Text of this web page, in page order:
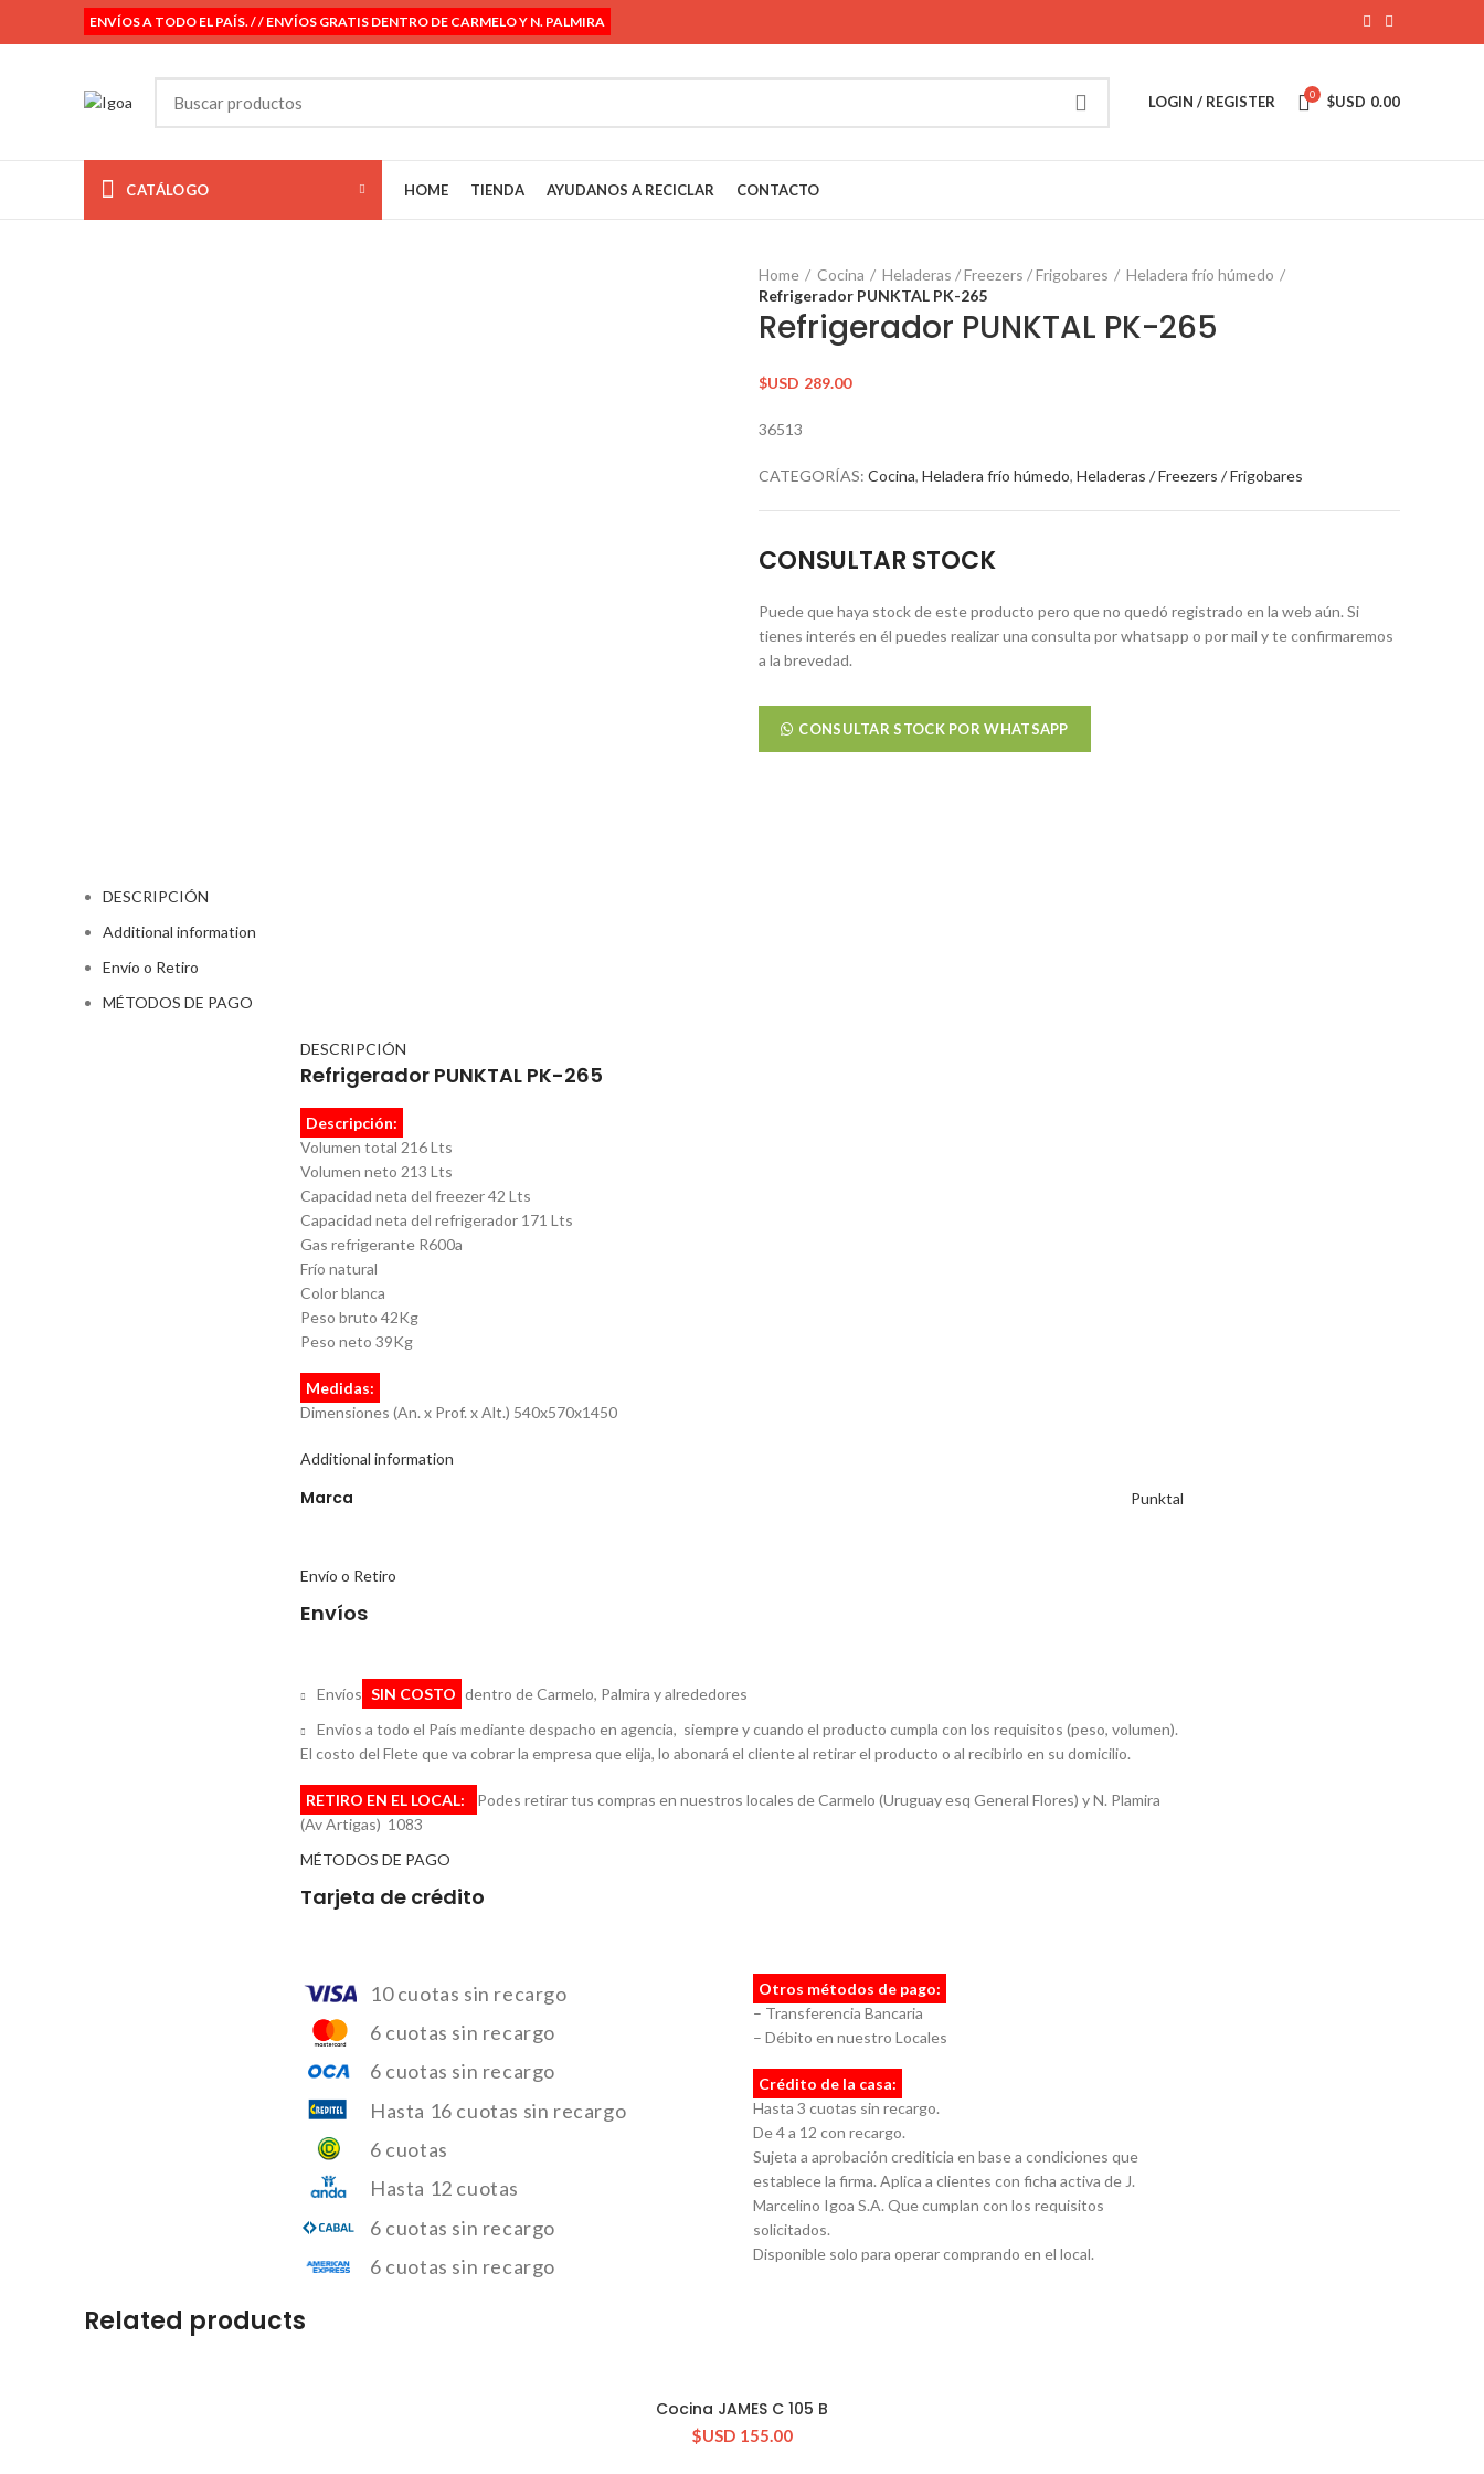
ENVÍOS A TODO EL PAÍS. / / ENVÍOS GRATIS DENTRO DE CARMELO Y N. PALMIRA
LOGIN / REGISTER 0 $USD 0.00
CATÁLOGO HOME TIENDA AYUDANOS A RECICLAR CONTACTO
Home Cocina Heladeras / Freezers / Frigobares
Heladera frío húmedo
Refrigerador PUNKTAL PK-265
Refrigerador PUNKTAL PK-265
$USD 289.00
36513
CATEGORÍAS: Cocina, Heladera frío húmedo, Heladeras / Freezers / Frigobares
CONSULTAR STOCK
Puede que haya stock de este producto pero que no quedó registrado en la web aún. Si
tienes interés en él puedes realizar una consulta por whatsapp o por mail y te confirmaremos
a la brevedad.
CONSULTAR STOCK POR WHATSAPP
DESCRIPCIÓN
Additional information
Envío o Retiro
MÉTODOS DE PAGO
DESCRIPCIÓN
Refrigerador PUNKTAL PK-265
Descripción:
Volumen total 216 Lts
Volumen neto 213 Lts
Capacidad neta del freezer 42 Lts
Capacidad neta del refrigerador 171 Lts
Gas refrigerante R600a
Frío natural
Color blanca
Peso bruto 42Kg
Peso neto 39Kg
Medidas:
Dimensiones (An. x Prof. x Alt.) 540x570x1450
Additional information
Marca Punktal
Envío o Retiro
Envíos
Envíos SIN COSTO dentro de Carmelo, Palmira y alrededores
Envios a todo el País mediante despacho en agencia, siempre y cuando el producto cumpla con los requisitos (peso, volumen).
El costo del Flete que va cobrar la empresa que elija, lo abonará el cliente al retirar el producto o al recibirlo en su domicilio.
RETIRO EN EL LOCAL:
Podes retirar tus compras en nuestros locales de Carmelo (Uruguay esq General Flores) y N. Plamira
(Av Artigas) 1083
MÉTODOS DE PAGO
Tarjeta de crédito
10 cuotas sin recargo
6 cuotas sin recargo
6 cuotas sin recargo
Hasta 16 cuotas sin recargo
6 cuotas
Hasta 12 cuotas
6 cuotas sin recargo
6 cuotas sin recargo
Otros métodos de pago:
– Transferencia Bancaria
– Débito en nuestro Locales
Crédito de la casa:
Hasta 3 cuotas sin recargo.
De 4 a 12 con recargo.
Sujeta a aprobación crediticia en base a condiciones que
establece la firma. Aplica a clientes con ficha activa de J.
Marcelino Igoa S.A. Que cumplan con los requisitos
solicitados.
Disponible solo para operar comprando en el local.
Related products
CONSULTAR STOCK
Cocina JAMES C 105 B
$USD 155.00